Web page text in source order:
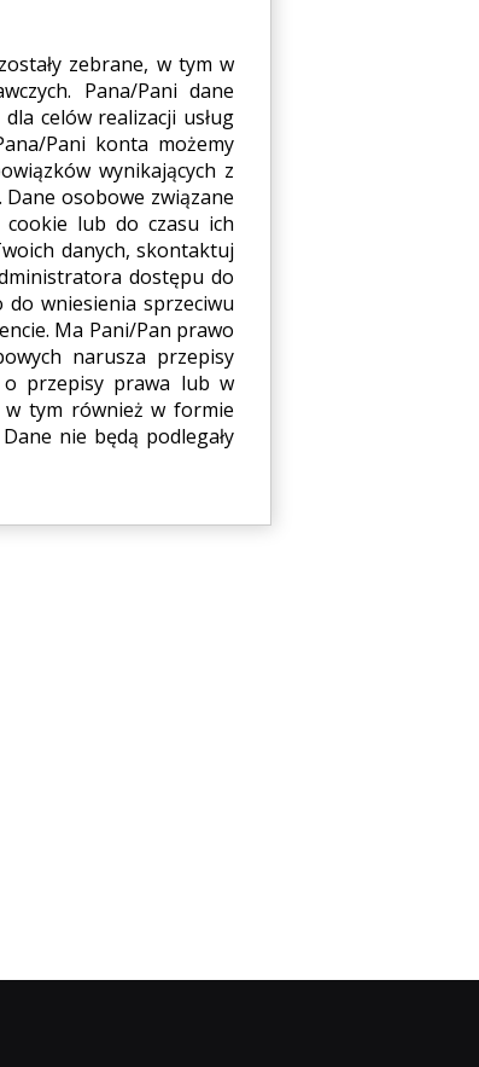
zebrane, w tym w
Pana/Pani dane
celów realizacji usług
Pani konta możemy
wynikających z
osobowe związane
cookie lub do czasu ich
danych, skontaktuj
dostępu do
wniesienia sprzeciwu
Ma Pani/Pan prawo
narusza przepisy
o przepisy prawa lub w
w tym również w formie
nie będą podlegały